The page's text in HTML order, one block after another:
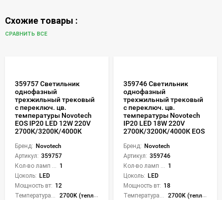
Схожие товары :
СРАВНИТЬ ВСЕ
359757 Светильник
однофазный
трехжильный трековый
с переключ. цв.
температуры Novotech
EOS IP20 LED 12W 220V
2700К/3200К/4000К
Бренд: Novotech
Артикул: 359757
Кол-во ламп или LED: 1
Цоколь: LED
Мощность вт: 12
Температура света:
2700K (теплый), 3200K (теплый), 4000K (нейтральный), CCT механическое переключение
359746 Светильник
однофазный
трехжильный трековый
с переключ. цв.
температуры Novotech
IP20 LED 18W 220V
2700К/3200К/4000К EOS
Бренд: Novotech
Артикул: 359746
Кол-во ламп или LED: 1
Цоколь: LED
Мощность вт: 18
Температура света:
2700K (теплый), 3200K (теплый), 4000K (нейтральный), CCT механическое переключение